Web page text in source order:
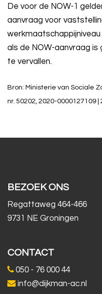
De voor de NOW-1
aanvraag voor
als de NOW-aanvraag
te vervallen.
Bron: Ministerie van Sociale
nr. 50202, 2020-0000127109
BEZOEK ONS
Regattaweg 464-466
9731 NE Groningen
CONTACT
050 - 76 000 44
info@dijkman-ac.nl